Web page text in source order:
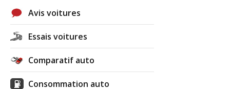
Avis voitures
Essais voitures
Comparatif auto
Consommation auto